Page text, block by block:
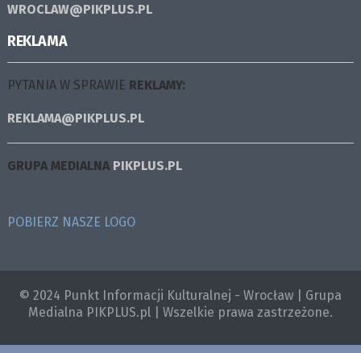
WROCLAW@PIKPLUS.PL
REKLAMA
PYTANIA W SPRAWIE REKLAMY:
REKLAMA@PIKPLUS.PL
GRUPA MEDIALNA PIKPLUS.PL
POBIERZ NASZE LOGO
© 2024 Punkt Informacji Kulturalnej - Wrocław | Grupa
Medialna PIKPLUS.pl | Wszelkie prawa zastrzeżone.